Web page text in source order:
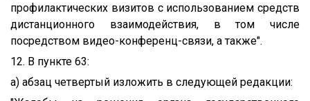
профилактических визитов с использованием средств
дистанционного взаимодействия, в том числе
посредством видео-конференц-связи, а также".
12. В пункте 63:
а) абзац четвертый изложить в следующей редакции: